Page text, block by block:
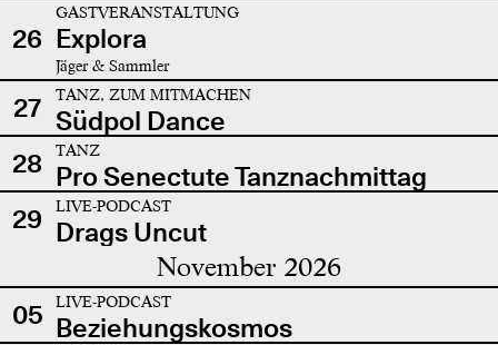
26
GASTVERANSTALTUNG
Explora
Jäger & Sammler
27 TANZ, ZUM MITMACHEN
Südpol Dance
28
TANZ
Pro Senectute Tanznachmittag
29
LIVE-PODCAST
Drags Uncut
November 2026
05 LIVE-PODCAST
Beziehungskosmos